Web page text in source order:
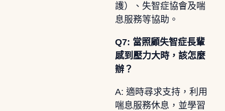
護）、失智症協會及喘
息服務等協助。
Q7: 當照顧失智症長輩
感到壓力大時，該怎麼
辦？
A: 適時尋求支持，利用
喘息服務休息，並學習